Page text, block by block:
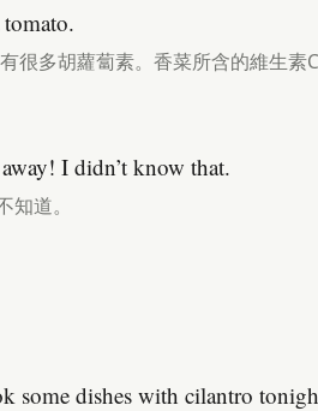
很多胡蘿蔔素。香菜所含的維生素
I didn’t know that.
道。
some dishes with cilantro